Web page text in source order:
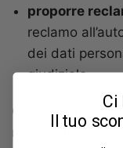
proporre
reclamo
dei dati
giudiziale.
Gli Utenti hanno
merito alla base
Ci
Il tuo